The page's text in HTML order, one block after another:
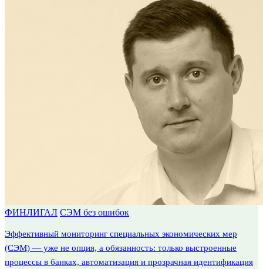
ФИНЛИГАЛ СЭМ без ошибок
Эффективный мониторинг специальных экономических мер
(СЭМ) — уже не опция, а обязанность: только выстроенные
процессы в банках, автоматизация и прозрачная идентификация